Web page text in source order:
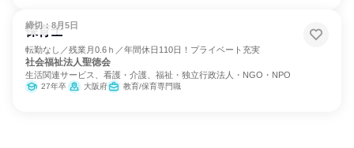
締切：8月5日
保育士
転勤なし／残業月0.6ｈ／年間休日110日！プライベート充実
社会福祉法人聖徳会
生活関連サービス、看護・介護、福祉・独立行政法人・NGO・NPO
27年卒 大阪府 教育/保育専門職